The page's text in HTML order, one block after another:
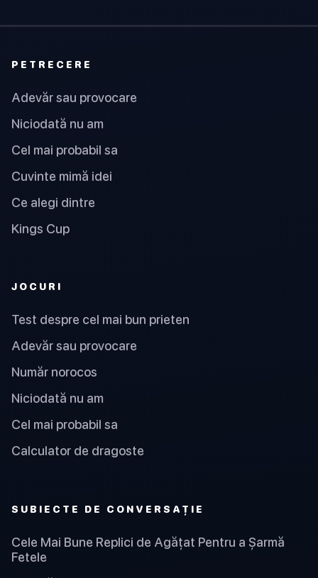
PETRECERE
Adevăr sau provocare
Niciodată nu am
Cel mai probabil sa
Cuvinte mimă idei
Ce alegi dintre
Kings Cup
JOCURI
Test despre cel mai bun prieten
Adevăr sau provocare
Număr norocos
Niciodată nu am
Cel mai probabil sa
Calculator de dragoste
SUBIECTE DE CONVERSAȚIE
Cele Mai Bune Replici de Agățat Pentru a Șarmă
Fetele